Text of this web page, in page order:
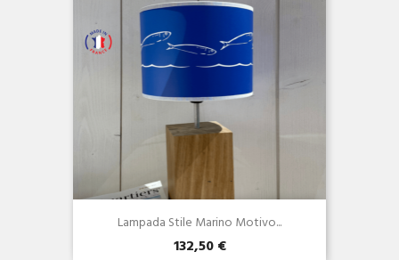
Lampada Stile Marino Motivo...
132,50 €